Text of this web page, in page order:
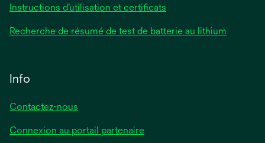
Instructions d’utilisation et certificats
Recherche de résumé de test de batterie au lithium
Info
Contactez-nous
Connexion au portail partenaire